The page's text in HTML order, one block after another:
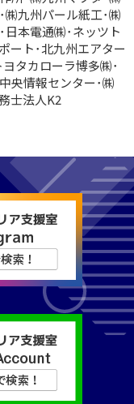
㈱九州パール紙工･㈱
本電通㈱･ネッツト
ート･北九州エアター
タカローラ博多㈱･
央情報センター･㈱
士法人K2